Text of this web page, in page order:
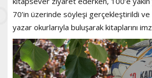
70’in üzerinde söyleşi gerçekleştirildi ve
yazar okurlarıyla buluşarak kitaplarını